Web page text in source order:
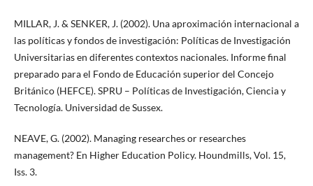
MILLAR, J. & SENKER, J. (2002). Una aproximación internacional a
las políticas y fondos de investigación: Políticas de Investigación
Universitarias en diferentes contextos nacionales. Informe final
preparado para el Fondo de Educación superior del Concejo
Británico (HEFCE). SPRU – Políticas de Investigación, Ciencia y
Tecnología. Universidad de Sussex.
NEAVE, G. (2002). Managing researches or researches
management? En Higher Education Policy. Houndmills, Vol. 15,
Iss. 3.